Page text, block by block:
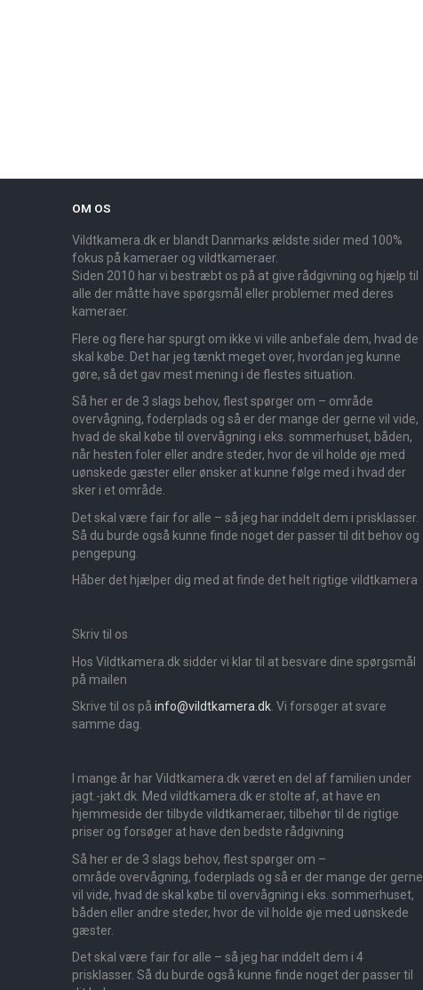
OM OS
Vildtkamera.dk er blandt Danmarks ældste sider med 100%
fokus på kameraer og vildtkameraer.
Siden 2010 har vi bestræbt os på at give rådgivning og hjælp til
alle der måtte have spørgsmål eller problemer med deres
kameraer.
Flere og flere har spurgt om ikke vi ville anbefale dem, hvad de
skal købe. Det har jeg tænkt meget over, hvordan jeg kunne
gøre, så det gav mest mening i de flestes situation.
Så her er de 3 slags behov, flest spørger om – område
overvågning, foderplads og så er der mange der gerne vil vide,
hvad de skal købe til overvågning i eks. sommerhuset, båden,
når hesten foler eller andre steder, hvor de vil holde øje med
uønskede gæster eller ønsker at kunne følge med i hvad der
sker i et område.
Det skal være fair for alle – så jeg har inddelt dem i prisklasser.
Så du burde også kunne finde noget der passer til dit behov og
pengepung.
Håber det hjælper dig med at finde det helt rigtige vildtkamera
Skriv til os
Hos Vildtkamera.dk sidder vi klar til at besvare dine spørgsmål
på mailen
Skrive til os på info@vildtkamera.dk. Vi forsøger at svare
samme dag.
I mange år har Vildtkamera.dk været en del af familien under
jagt.-jakt.dk. Med vildtkamera.dk er stolte af, at have en
hjemmeside der tilbyde vildtkameraer, tilbehør til de rigtige
priser og forsøger at have den bedste rådgivning
Så her er de 3 slags behov, flest spørger om –
område overvågning, foderplads og så er der mange der gerne
vil vide, hvad de skal købe til overvågning i eks. sommerhuset,
båden eller andre steder, hvor de vil holde øje med uønskede
gæster.
Det skal være fair for alle – så jeg har inddelt dem i 4
prisklasser. Så du burde også kunne finde noget der passer til